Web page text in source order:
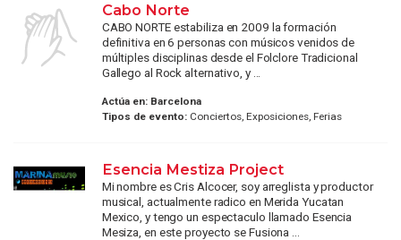
Cabo Norte
CABO NORTE estabiliza en 2009 la formación
definitiva en 6 personas con músicos venidos de
múltiples disciplinas desde el Folclore Tradicional
Gallego al Rock alternativo, y ...
Actúa en: Barcelona
Tipos de evento:Conciertos, Exposiciones, Ferias
Esencia Mestiza Project
Mi nombre es Cris Alcocer, soy arreglista y productor
musical, actualmente radico en Merida Yucatan
Mexico, y tengo un espectaculo llamado Esencia
Mesiza, en este proyecto se Fusiona ...